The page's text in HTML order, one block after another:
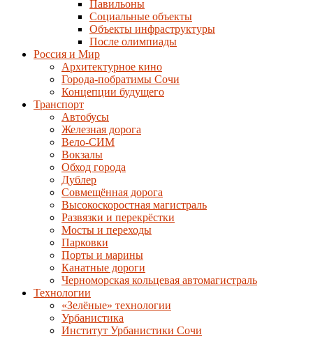
Павильоны
Социальные объекты
Объекты инфраструктуры
После олимпиады
Россия и Мир
Архитектурное кино
Города-побратимы Сочи
Концепции будущего
Транспорт
Автобусы
Железная дорога
Вело-СИМ
Вокзалы
Обход города
Дублер
Совмещённая дорога
Высокоскоростная магистраль
Развязки и перекрёстки
Мосты и переходы
Парковки
Порты и марины
Канатные дороги
Черноморская кольцевая автомагистраль
Технологии
«Зелёные» технологии
Урбанистика
Институт Урбанистики Сочи